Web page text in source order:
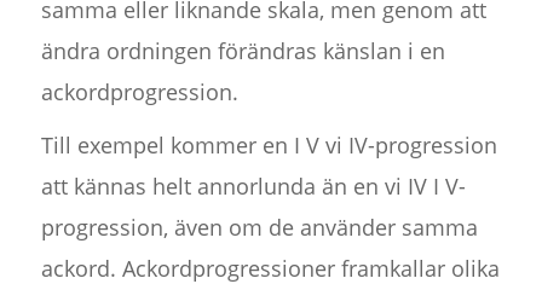
samma eller liknande skala, men genom att
ändra ordningen förändras känslan i en
ackordprogression.
Till exempel kommer en I V vi IV-progression
att kännas helt annorlunda än en vi IV I V-
progression, även om de använder samma
ackord. Ackordprogressioner framkallar olika